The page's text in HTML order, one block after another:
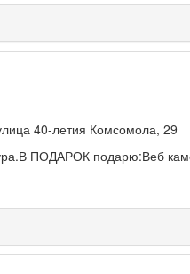
40-летия Комсомола, 29
ПОДАРОК подарю:Веб